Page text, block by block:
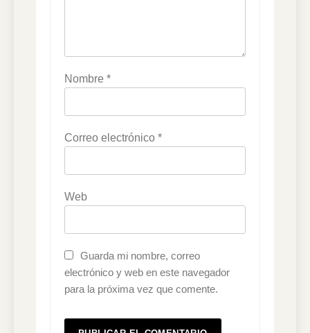
Nombre *
Correo electrónico *
Web
Guarda mi nombre, correo
electrónico y web en este navegador
para la próxima vez que comente.